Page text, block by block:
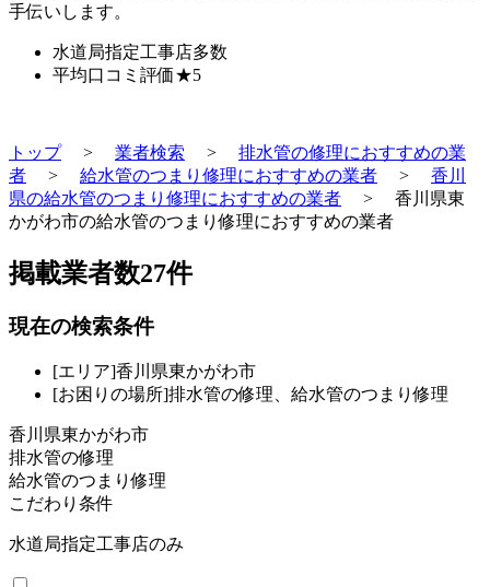
手伝いします。
水道局指定工事店多数
平均口コミ評価★5
トップ> 業者検索 > 排水管の修理におすすめの業
者 > 給水管のつまり修理におすすめの業者 > 香川
県の給水管のつまり修理におすすめの業者 > 香川県東
かがわ市の給水管のつまり修理におすすめの業者
掲載業者数27件
現在の検索条件
[エリア]香川県東かがわ市
[お困りの場所]排水管の修理、給水管のつまり修理
香川県東かがわ市
排水管の修理
給水管のつまり修理
こだわり条件
水道局指定工事店のみ